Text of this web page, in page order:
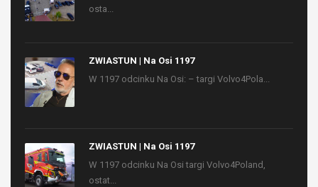
osta...
ZWIASTUN | Na Osi 1197
W 1197 odcinku Na Osi: – targi Volvo4Pola...
ZWIASTUN | Na Osi 1197
W 1197 odcinku Na Osi targi Volvo4Poland,
ostat...